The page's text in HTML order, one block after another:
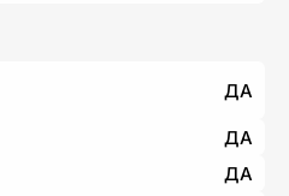
ДА
ДА
ДА